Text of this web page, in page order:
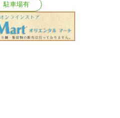
駐車場有